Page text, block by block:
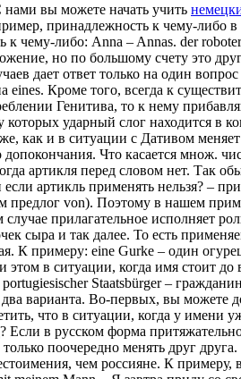
вы можете начать учить
принадлежность к чему-либо
к чему-либо: Anna – Annas. der
но по большому счету это
дает ответ только на один
Кроме того, всегда к
Генитива, то к нему
ударный слог находится в
как и в ситуации с Дативом
Что касается множ.
артикля перед словом нет. Так
артикль применять нельзя? –
предлог von). Поэтому в нашем
прилагательное исполняет
сыра и так далее. То есть
К примеру: eine Gurke – один
в ситуации, когда имя стоит
Staatsbürger –
варианта. Во-первых, вы можете
что в ситуации, когда у имени
в русском форма
поочередно менять друг
чем россияне. К примеру,